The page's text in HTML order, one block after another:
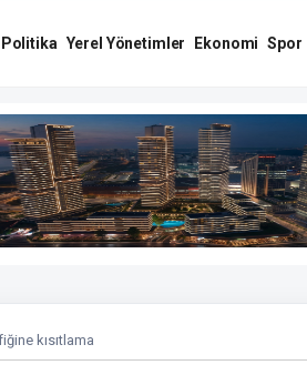
Politika Yerel Yönetimler Ekonomi Spor
kısıtlama